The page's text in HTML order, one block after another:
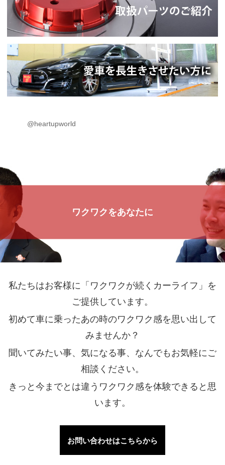
@heartupworld
ワクワクをあなたに
私たちはお客様に「ワクワクが続くカーライフ」を
ご提供しています。
初めて車に乗ったあの時のワクワク感を思い出して
みませんか？
聞いてみたい事、気になる事、なんでもお気軽にご
相談ください。
きっと今までとは違うワクワク感を体験できると思
います。
お問い合わせはこちらから